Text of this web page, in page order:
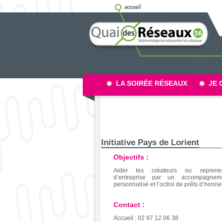
LA SOIRÉE RÉSEAUX JE
Initiative Pays de Lorient
Objectifs :
Aider les créateurs ou
d’entreprise par un
personnalisé et l’octroi de prêts
Contact :
Accueil : 02 97 12 06 38